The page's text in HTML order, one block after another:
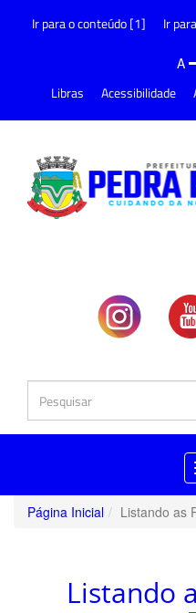
Ir para o conteúdo [1] Ir
A
Libras Acessibilidade
Página Inicial
Listando as
Listando